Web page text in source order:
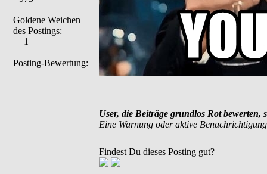
Goldene Weichen
des Postings:
1
Posting-Bewertung:
User, die Beiträge grundlos Rot
Eine Warnung oder aktive
Findest Du dieses Posting gut?